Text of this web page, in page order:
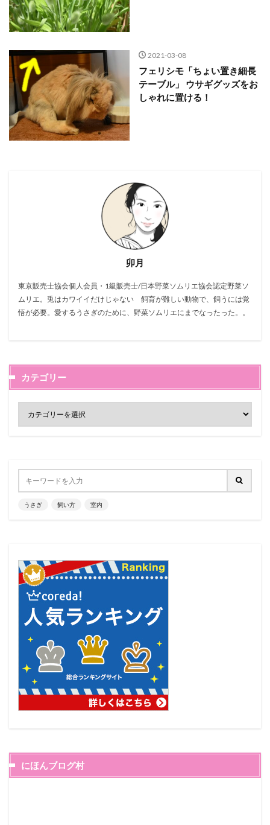
2021-03-08
フェリシモ「ちょい置き細長
テーブル」 ウサギグッズをお
しゃれに置ける！
卯月
東京販売士協会個人会員・1級販売士/日本野菜ソムリエ協会認定野菜ソ
ムリエ。兎はカワイイだけじゃない 飼育が難しい動物で、飼うには覚
悟が必要。愛するうさぎのために、野菜ソムリエにまでなったった。。
カテゴリー
うさぎ 飼い方 室内
にほんブログ村